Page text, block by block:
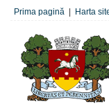
Prima pagină Harta